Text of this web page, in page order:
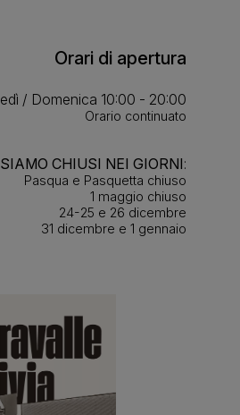
Orari di apertura
/ Domenica 10:00 - 20:00
Orario continuato
CHIUSI NEI GIORNI:
Pasqua e Pasquetta chiuso
1 maggio chiuso
24-25 e 26 dicembre
31 dicembre e 1 gennaio